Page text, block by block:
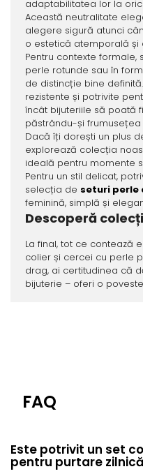
adaptabilitatea lor la
Această neutralitate
alegere sigură atunci
o estetică atemporală și
Pentru contexte formale,
perle rotunde sau în
de distincție bine
rezistente și potrivite
încât bijuteriile să poată
păstrându-și
Dacă îți dorești un plus
explorează colecția
ideală pentru momente
Pentru un stil delicat,
selecția de seturi perle
feminină, simplă și
Descoperă
La final, tot ce contează
colier și cercei cu perle
drag, ai certitudinea că
bijuterie – oferi o
FAQ
Este potrivit un set
pentru purtare